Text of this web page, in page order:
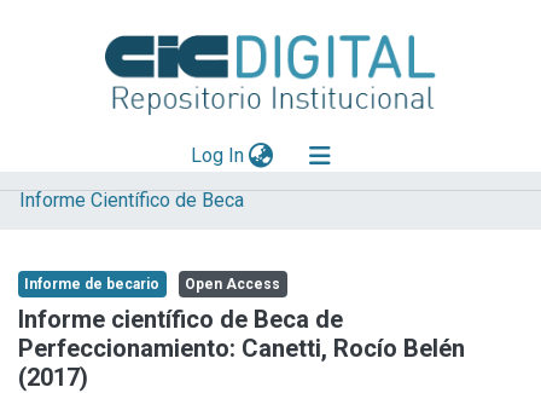
Log In(current)
Explorar
Aportar material
Statistics
Informe Científico de Beca
Informe de becario Open Access
Informe científico de Beca de
Perfeccionamiento: Canetti, Rocío Belén
(2017)